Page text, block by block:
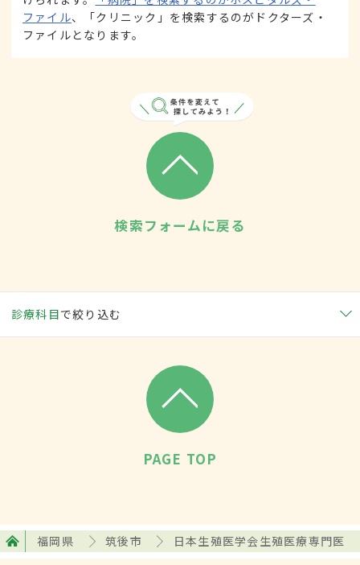
ファイル、「クリニック」を検索するのがドクターズ・
ファイルとなります。
検索フォームに戻る
診療科目で絞り込む
PAGE TOP
福岡県 筑後市 日本生殖医学会生殖医療専門医